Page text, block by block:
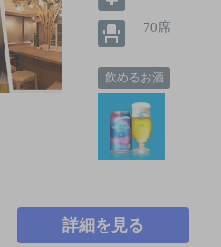
70席
飲めるお酒
詳細を見る